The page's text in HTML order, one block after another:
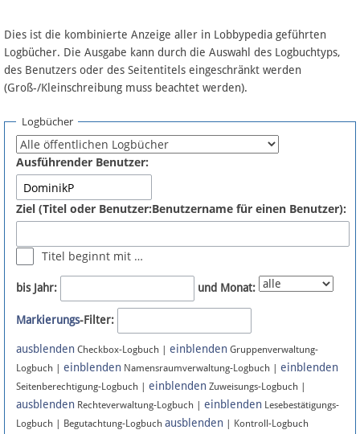
Artikel nach Kategorien
FAQ
Fördermitglied werden
Fehler melden
Newsletter
Bluesky
Facebook
Instagram
Dies ist die kombinierte Anzeige aller in Lobbypedia geführten
Logbücher. Die Ausgabe kann durch die Auswahl des Logbuchtyps,
des Benutzers oder des Seitentitels eingeschränkt werden
(Groß-/Kleinschreibung muss beachtet werden).
Logbücher
Ausführender Benutzer:
Ziel (Titel oder Benutzer:Benutzername für einen Benutzer):
Titel beginnt mit …
bis Jahr: und Monat:
Markierungs-Filter:
ausblenden Checkbox-Logbuch | einblenden Gruppenverwaltung-
Logbuch | einblenden Namensraumverwaltung-Logbuch | einblenden
Seitenberechtigung-Logbuch | einblenden Zuweisungs-Logbuch |
ausblenden Rechteverwaltung-Logbuch | einblenden Lesebestätigungs-
Logbuch | Begutachtung-Logbuch ausblenden | Kontroll-Logbuch